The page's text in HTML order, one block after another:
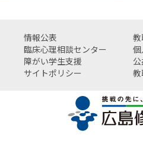
情報公表
臨床心理相談センター
障がい学生支援
サイトポリシー